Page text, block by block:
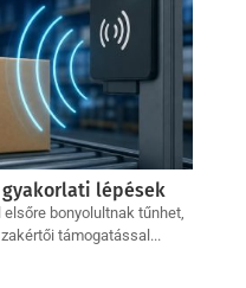
gyakorlati lépések
bonyolultnak tűnhet,
támogatással...